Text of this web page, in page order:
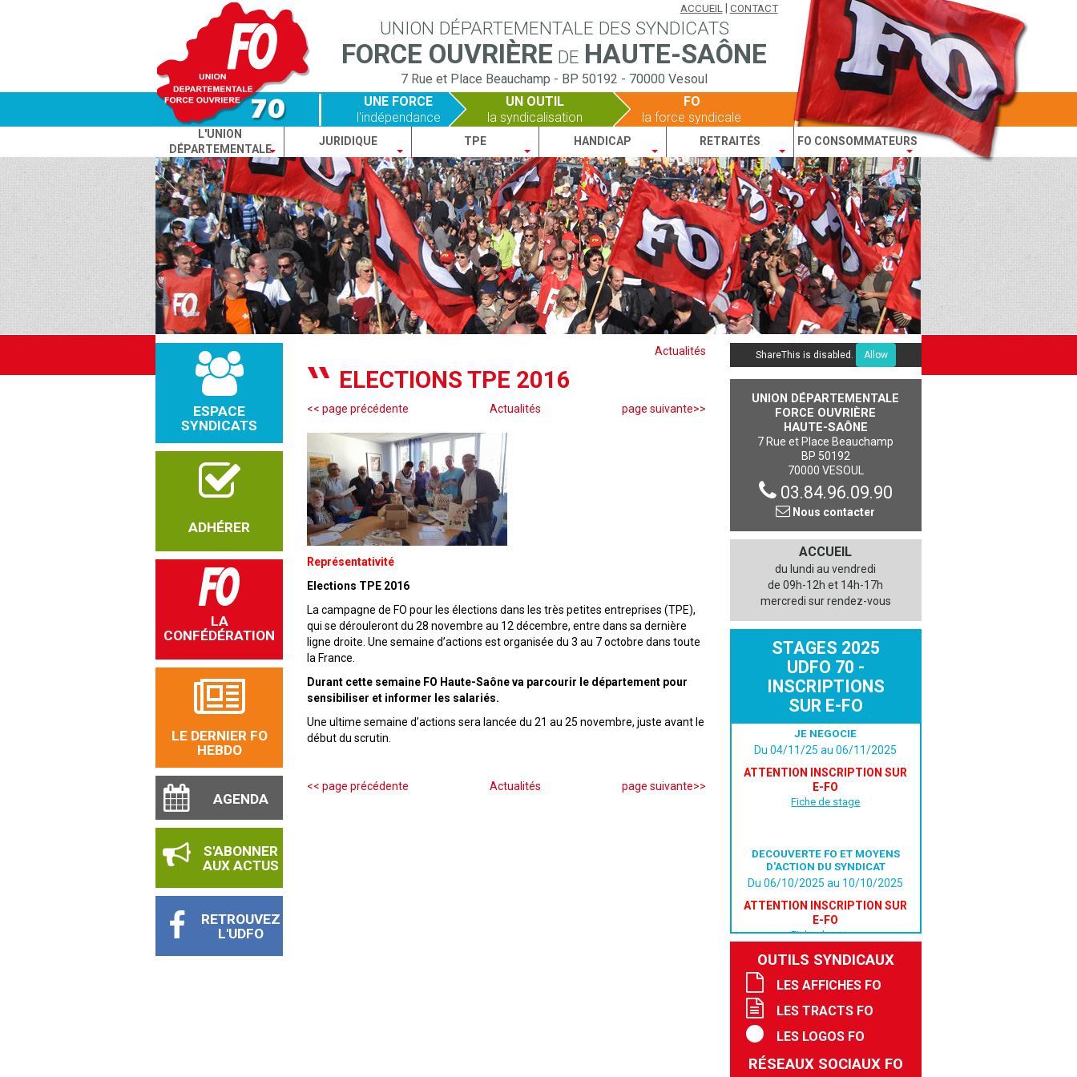
ACCUEIL CONTACT
UNION DÉPARTEMENTALE DES SYNDICATS
FORCE OUVRIÈRE DE HAUTE-SAÔNE
7 Rue et Place Beauchamp - BP 50192 - 70000 Vesoul
UNE FORCE
l'indépendance
UN OUTIL
la syndicalisation
FO
la force syndicale
L'UNION
DÉPARTEMENTALE
JURIDIQUE TPE HANDICAP RETRAITÉS FO CONSOMMATEURS
Actualités
ELECTIONS TPE 2016
<< page précédente Actualités page suivante>>
Représentativité
Elections TPE 2016
La campagne de FO pour les élections dans les très petites entreprises (TPE),
qui se dérouleront du 28 novembre au 12 décembre, entre dans sa dernière
ligne droite. Une semaine d’actions est organisée du 3 au 7 octobre dans toute
la France.
Durant cette semaine FO Haute-Saône va parcourir le département pour
sensibiliser et informer les salariés.
Une ultime semaine d’actions sera lancée du 21 au 25 novembre, juste avant le
début du scrutin.
<< page précédente Actualités page suivante>>
ESPACE
SYNDICATS
ADHÉRER
LA
CONFÉDÉRATION
LE DERNIER FO
HEBDO
AGENDA
S'ABONNER
AUX ACTUS
RETROUVEZ
L'UDFO
ShareThis is disabled. Allow
UNION DÉPARTEMENTALE
FORCE OUVRIÈRE
HAUTE-SAÔNE
7 Rue et Place Beauchamp
BP 50192
70000 VESOUL
03.84.96.09.90
Nous contacter
ACCUEIL
du lundi au vendredi
de 09h-12h et 14h-17h
mercredi sur rendez-vous
STAGES 2025
UDFO 70 -
INSCRIPTIONS
SUR E-FO
JE NEGOCIE
Du 04/11/25 au 06/11/2025
ATTENTION INSCRIPTION SUR
E-FO
Fiche de stage
DECOUVERTE FO ET MOYENS
D'ACTION DU SYNDICAT
Du 06/10/2025 au 10/10/2025
ATTENTION INSCRIPTION SUR
E-FO
Fiche de stage
OUTILS SYNDICAUX
LES AFFICHES FO
LES TRACTS FO
LES LOGOS FO
RÉSEAUX SOCIAUX FO